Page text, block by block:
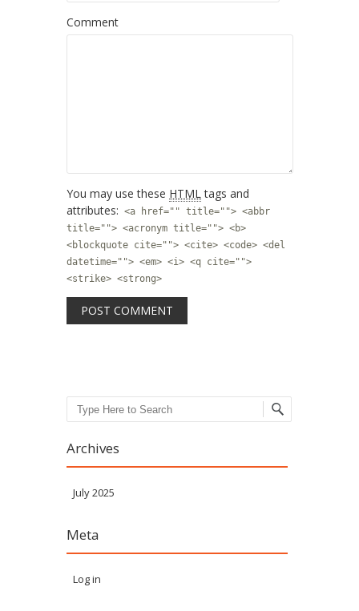
Comment
You may use these HTMLtags and
attributes: <a href="" title=""> <abbr
title=""> <acronym title=""> <b>
<blockquote cite=""> <cite> <code> <del
datetime=""> <em> <i> <q cite="">
<strike> <strong>
Search
Archives
July 2025
Meta
Log in